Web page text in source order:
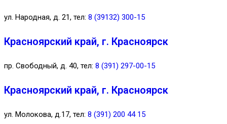
ул. Народная, д. 21, тел: 8 (39132) 300-15
Красноярский край, г. Красноярск
пр. Свободный, д. 40, тел: 8 (391) 297-00-15
Красноярский край, г. Красноярск
ул. Молокова, д.17, тел: 8 (391) 200 44 15